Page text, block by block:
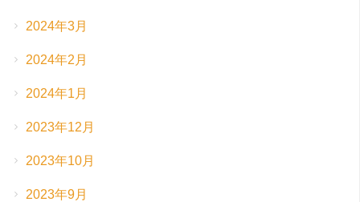
2024年3月
2024年2月
2024年1月
2023年12月
2023年10月
2023年9月